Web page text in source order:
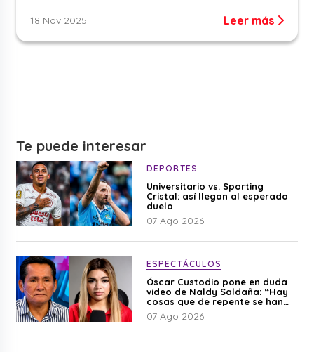
18 Nov 2025 Leer más
Te puede interesar
DEPORTES
Universitario vs. Sporting
Cristal: así llegan al esperado
duelo
07 Ago 2026
ESPECTÁCULOS
Óscar Custodio pone en duda
video de Naldy Saldaña: “Hay
cosas que de repente se han
editado”
07 Ago 2026